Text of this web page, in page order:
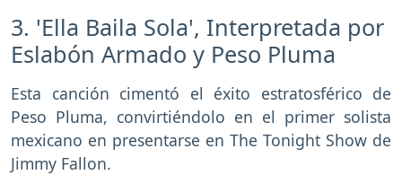
3. 'Ella Baila Sola', Interpretada por
Eslabón Armado y Peso Pluma
Esta canción cimentó el éxito estratosférico de
Peso Pluma, convirtiéndolo en el primer solista
mexicano en presentarse en The Tonight Show de
Jimmy Fallon.